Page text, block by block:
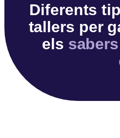
Diferents
tallers per
els